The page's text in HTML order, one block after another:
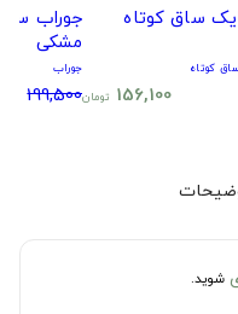
ساق کوتاه
کوتاه
156,100 تومان
جوراب
مشکی
جوراب
199,500
شوید.